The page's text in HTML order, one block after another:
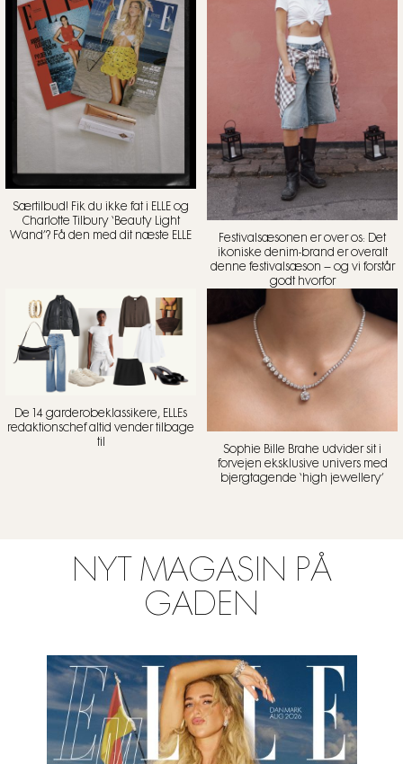
Særtilbud! Fik du ikke fat i ELLE og
Charlotte Tilbury ‘Beauty Light
Wand’? Få den med dit næste ELLE
Festivalsæsonen er over os: Det
ikoniske denim-brand er overalt
denne festivalsæson – og vi forstår
godt hvorfor
De 14 garderobeklassikere, ELLEs
redaktionschef altid vender tilbage
til
Sophie Bille Brahe udvider sit i
forvejen eksklusive univers med
bjergtagende ‘high jewellery’
NYT MAGASIN PÅ
GADEN